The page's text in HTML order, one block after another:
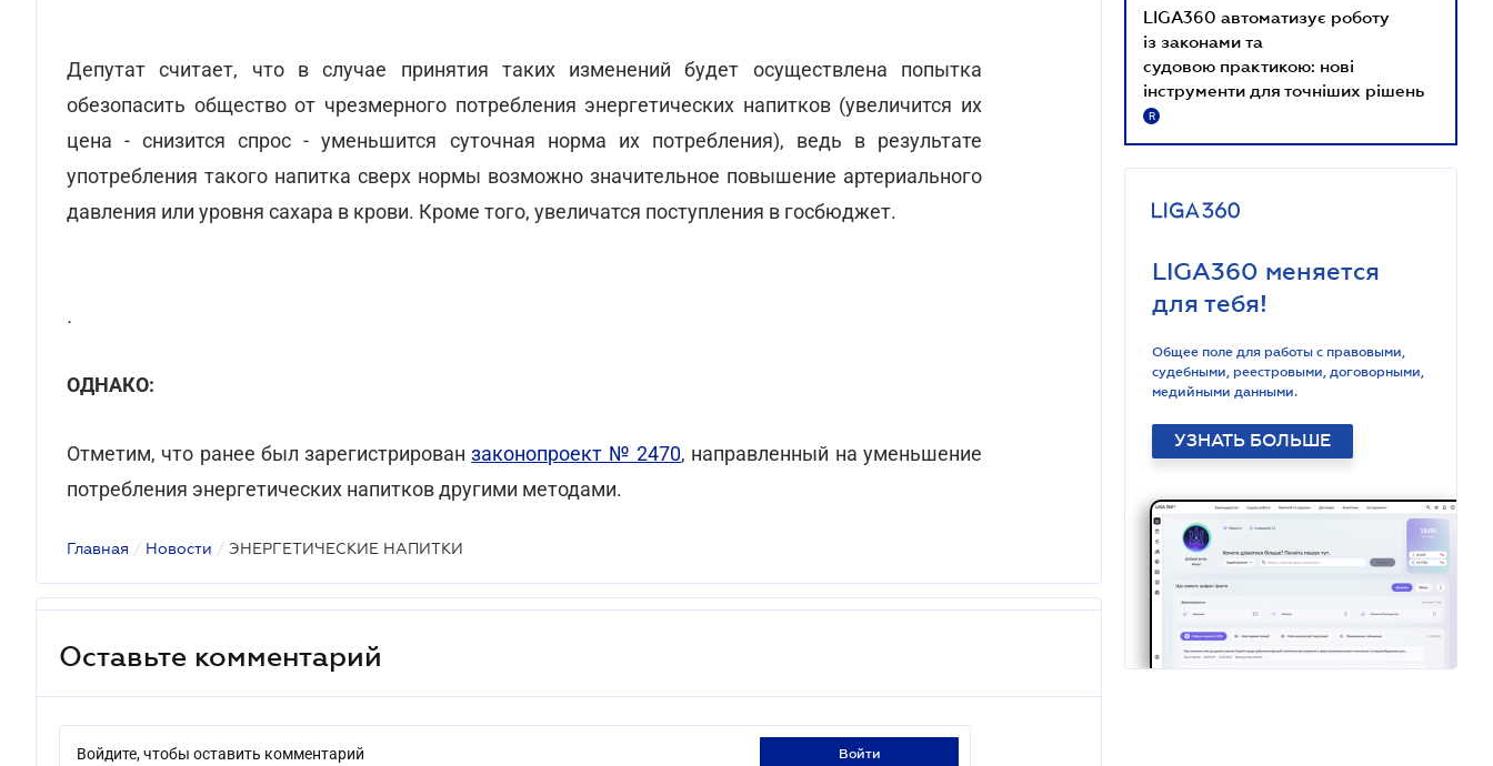
Депутат считает, что в случае принятия таких изменений будет осуществлена попытка
обезопасить общество от чрезмерного потребления энергетических напитков (увеличится их
цена - снизится спрос - уменьшится суточная норма их потребления), ведь в результате
употребления такого напитка сверх нормы возможно значительное повышение артериального
давления или уровня сахара в крови. Кроме того, увеличатся поступления в госбюджет.
.
ОДНАКО:
Отметим, что ранее был зарегистрированзаконопроект № 2470, направленный на уменьшение
потребления энергетических напитков другими методами.
Главная / Новости / ЭНЕРГЕТИЧЕСКИЕ НАПИТКИ
Оставьте комментарий
Войдите, чтобы оставить комментарий войти
LIGA360 автоматизує роботу
із законами та
судовою практикою: нові
інструменти для точніших рішень
R
LIGA360 меняется
для тебя!
Общее поле для работы с правовыми,
судебными, реестровыми, договорными,
медийными данными.
УЗНАТЬ БОЛЬШЕ